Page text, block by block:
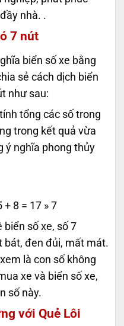
nhà. .
7 nút
biển số xe bằng
sẻ cách dịch biển
như sau:
tổng các số trong
trong kết quả vừa
ý nghĩa phong thủy
+ 8 = 17 » 7
biển số xe, số 7
bát, đen đủi, mất mát.
là con số không
xe và biển số xe,
số này.
với Quẻ Lôi